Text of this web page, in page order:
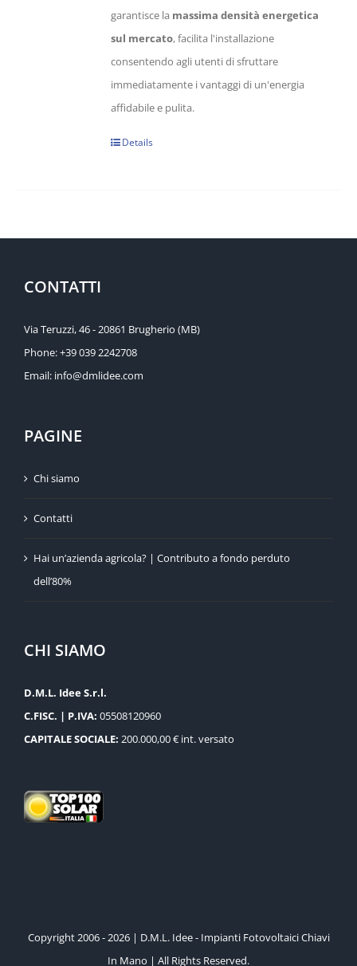
garantisce la massima densità energetica
sul mercato, facilita l'installazione
consentendo agli utenti di sfruttare
immediatamente i vantaggi di un'energia
affidabile e pulita.
Details
CONTATTI
Via Teruzzi, 46 - 20861 Brugherio (MB)
Phone:+39 039 2242708
Email: info@dmlidee.com
PAGINE
Chi siamo
Contatti
Hai un’azienda agricola? | Contributo a fondo perduto
dell’80%
CHI SIAMO
D.M.L. Idee S.r.l.
C.FISC. | P.IVA: 05508120960
CAPITALE SOCIALE: 200.000,00 € int. versato
Copyright 2006 - 2026 | D.M.L. Idee - Impianti Fotovoltaici Chiavi
In Mano | All Rights Reserved.